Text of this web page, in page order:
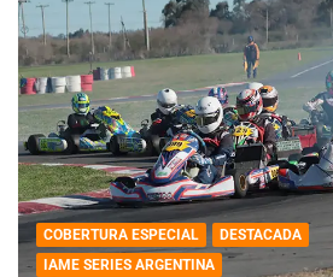
COBERTURA ESPECIAL
DESTACADA
IAME SERIES ARGENTINA